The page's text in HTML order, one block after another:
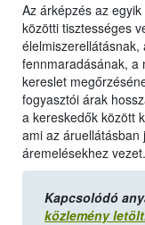
Az árképzés az
közötti tisztességes
fennmaradásának, a
kereslet
fogyasztói árak
a kereskedők között
ami az
áremelésekhez vezet.
Kapcsolódó
közlemény